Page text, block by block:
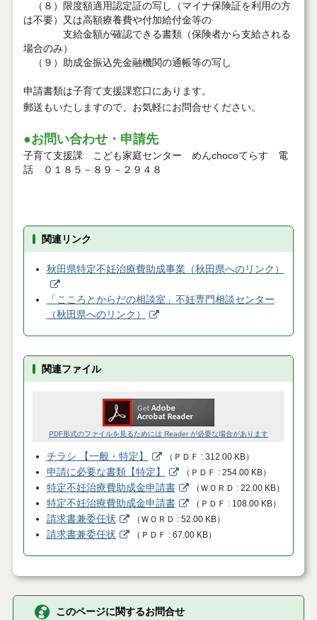
（８）限度額適用認定証の写し（マイナ保険証を利用の方
は不要）又は高額療養費や付加給付金等の
支給金額が確認できる書類（保険者から支給される
場合のみ）
（９）助成金振込先金融機関の通帳等の写し
申請書類は子育て支援課窓口にあります。
郵送もいたしますので、お気軽にお問合せください。
●お問い合わせ・申請先
子育て支援課 こども家庭センター めんchocoてらす 電
話 ０１８５－８９－２９４８
関連リンク
秋田県特定不妊治療費助成事業（秋田県へのリンク）
「こころとからだの相談室」不妊専門相談センター
（秋田県へのリンク）
関連ファイル
PDF形式のファイルを見るためには Reader が必要な場合があります
チラシ 【一般・特定】 （ ＰＤＦ 312.00 KB）
申請に必要な書類【特定】 （ ＰＤＦ 254.00 KB）
特定不妊治療費助成金申請書 （ ＷＯＲＤ 22.00 KB）
特定不妊治療費助成金申請書 （ ＰＤＦ 108.00 KB）
請求書兼委任状 （ ＷＯＲＤ 52.00 KB）
請求書兼委任状 （ ＰＤＦ 67.00 KB）
このページに関するお問合せ